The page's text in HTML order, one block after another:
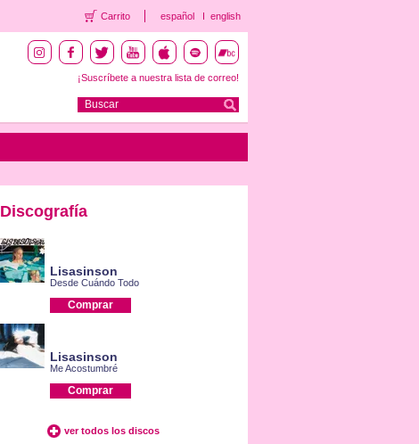
Carrito español english
¡Suscríbete a nuestra lista de correo!
Discografía
Lisasinson
Desde Cuándo Todo
Comprar
Lisasinson
Me Acostumbré
Comprar
ver todos los discos